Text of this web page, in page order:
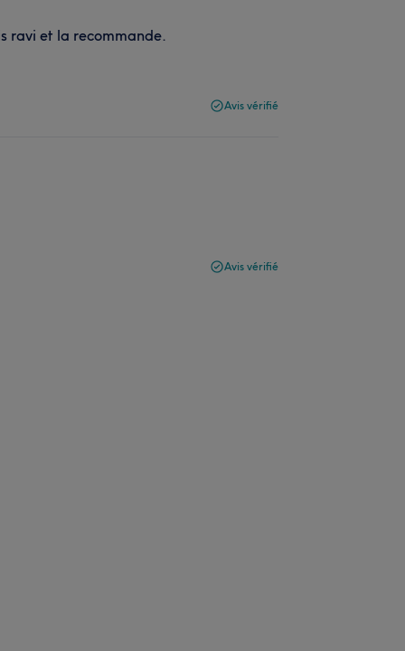
ravi et la recommande.
Avis vérifié
Avis vérifié